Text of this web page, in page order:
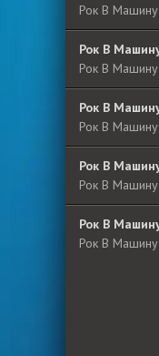
Рок В Машину
Рок В Машину
Рок В Машину
Рок В Машину
Рок В Машину